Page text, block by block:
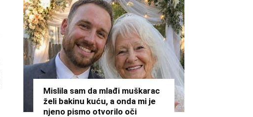
Mislila sam da mlađi muškarac
želi bakinu kuću, a onda mi je
njeno pismo otvorilo oči